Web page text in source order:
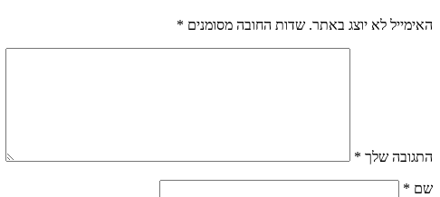
האימייל לא יוצג באתר. שדות החובה מסומנים *
התגובה שלך *
שם *